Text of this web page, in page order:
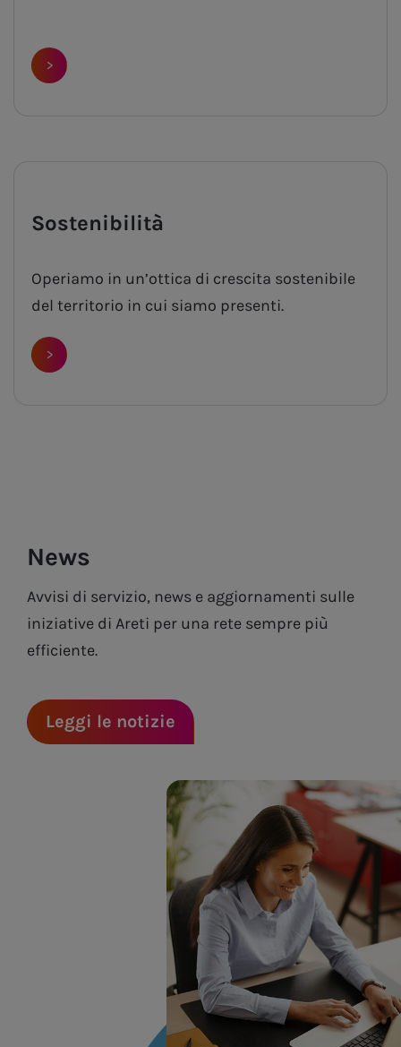
>
Sostenibilità
Operiamo in un’ottica di crescita sostenibile
del territorio in cui siamo presenti.
>
News
Avvisi di servizio, news e aggiornamenti sulle
iniziative di Areti per una rete sempre più
efficiente.
Leggi le notizie